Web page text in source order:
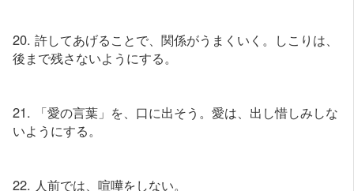
20. 許してあげることで、関係がうまくいく。しこりは、
後まで残さないようにする。
21. 「愛の言葉」を、口に出そう。愛は、出し惜しみしな
いようにする。
22. 人前では、喧嘩をしない。